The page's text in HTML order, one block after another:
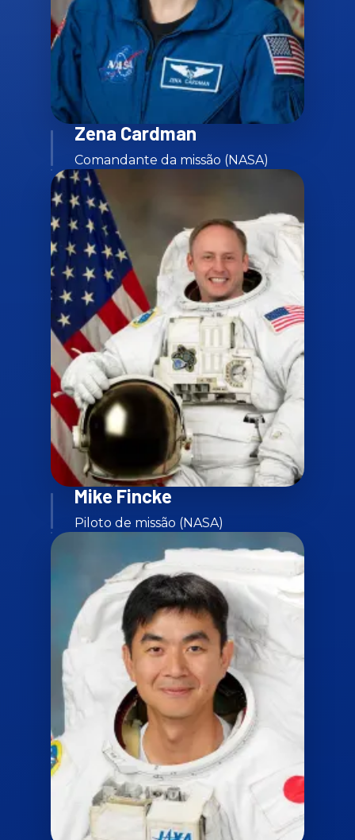
Zena Cardman
Comandante da missão (NASA)
Mike Fincke
Piloto de missão (NASA)